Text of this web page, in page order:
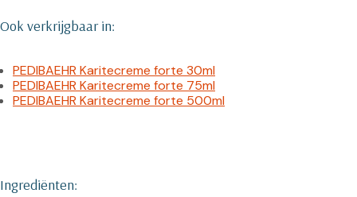
Ook verkrijgbaar in:
PEDIBAEHR Karitecreme forte 30ml
PEDIBAEHR Karitecreme forte 75ml
PEDIBAEHR Karitecreme forte 500ml
Ingrediënten: